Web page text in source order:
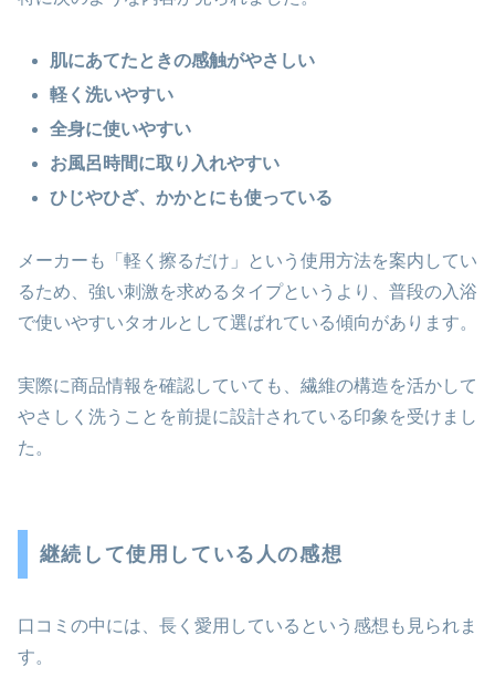
肌にあてたときの感触がやさしい
軽く洗いやすい
全身に使いやすい
お風呂時間に取り入れやすい
ひじやひざ、かかとにも使っている
メーカーも「軽く擦るだけ」という使用方法を案内してい
るため、強い刺激を求めるタイプというより、普段の入浴
で使いやすいタオルとして選ばれている傾向があります。
実際に商品情報を確認していても、繊維の構造を活かして
やさしく洗うことを前提に設計されている印象を受けまし
た。
継続して使用している人の感想
口コミの中には、長く愛用しているという感想も見られま
す。